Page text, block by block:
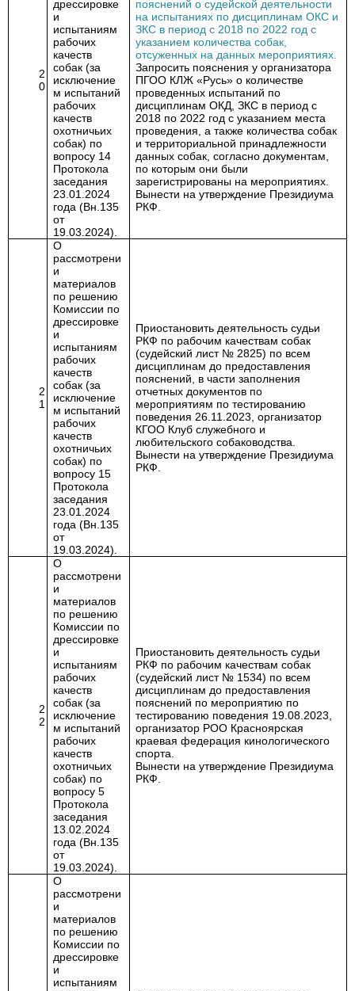
2
0
дрессировке
и
испытаниям
рабочих
качеств
собак (за
исключение
м испытаний
рабочих
качеств
охотничьих
собак) по
вопросу 14
Протокола
заседания
23.01.2024
года (Вн.135
от
19.03.2024).
пояснений о судейской деятельности
на испытаниях по дисциплинам ОКС и
ЗКС в период с 2018 по 2022 год с
указанием количества собак,
отсуженных на данных мероприятиях.
Запросить пояснения у организатора
ПГОО КЛЖ «Русь» о количестве
проведенных испытаний по
дисциплинам ОКД, ЗКС в период с
2018 по 2022 год с указанием места
проведения, а также количества собак
и территориальной принадлежности
данных собак, согласно документам,
по которым они были
зарегистрированы на мероприятиях.
Вынести на утверждение Президиума
РКФ.
2
1
О
рассмотрени
и
материалов
по решению
Комиссии по
дрессировке
и
испытаниям
рабочих
качеств
собак (за
исключение
м испытаний
рабочих
качеств
охотничьих
собак) по
вопросу 15
Протокола
заседания
23.01.2024
года (Вн.135
от
19.03.2024).
Приостановить деятельность судьи
РКФ по рабочим качествам собак
(судейский лист № 2825) по всем
дисциплинам до предоставления
пояснений, в части заполнения
отчетных документов по
мероприятиям по тестированию
поведения 26.11.2023, организатор
КГОО Клуб служебного и
любительского собаководства.
Вынести на утверждение Президиума
РКФ.
2
2
О
рассмотрени
и
материалов
по решению
Комиссии по
дрессировке
и
испытаниям
рабочих
качеств
собак (за
исключение
м испытаний
рабочих
качеств
охотничьих
собак) по
вопросу 5
Протокола
заседания
13.02.2024
года (Вн.135
от
19.03.2024).
Приостановить деятельность судьи
РКФ по рабочим качествам собак
(судейский лист № 1534) по всем
дисциплинам до предоставления
пояснений по мероприятию по
тестированию поведения 19.08.2023,
организатор РОО Красноярская
краевая федерация кинологического
спорта.
Вынести на утверждение Президиума
РКФ.
О
рассмотрени
и
материалов
по решению
Комиссии по
дрессировке
и
испытаниям